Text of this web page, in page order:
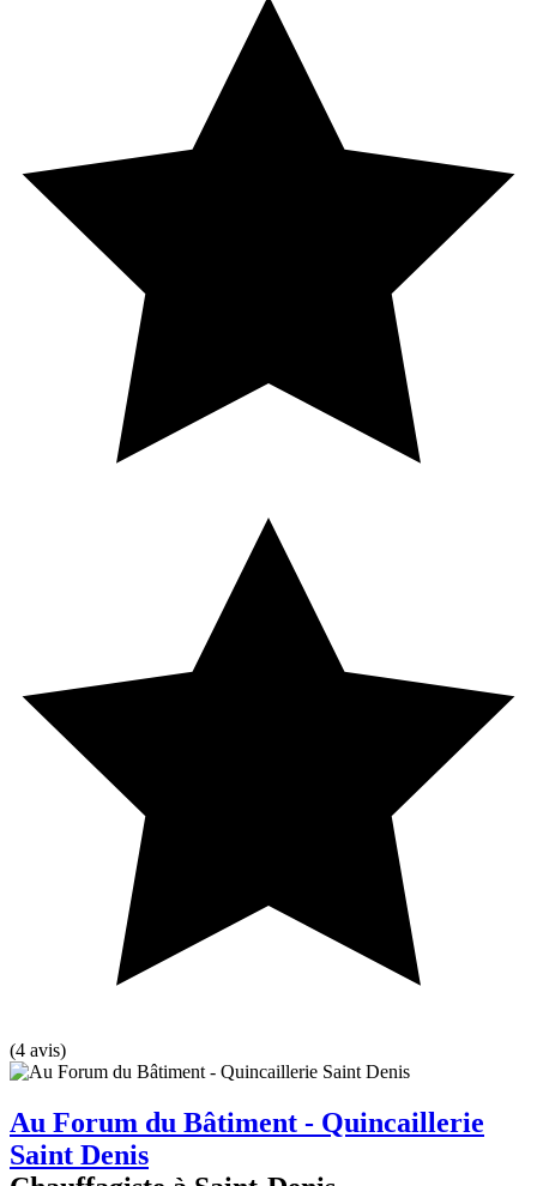
(4 avis)
Au Forum du Bâtiment - Quincaillerie
Saint Denis